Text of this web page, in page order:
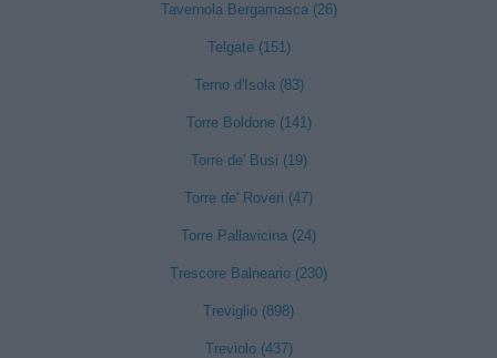
Tavernola Bergamasca (26)
Telgate (151)
Terno d'Isola (83)
Torre Boldone (141)
Torre de' Busi (19)
Torre de' Roveri (47)
Torre Pallavicina (24)
Trescore Balneario (230)
Treviglio (898)
Treviolo (437)